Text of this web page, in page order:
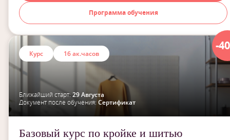
Программа обучения
-
Курс 16 ак.часов
Ближайший старт:29 Августа
Документ после обучения:Сертификат
Базовый курс по кройке и шитью